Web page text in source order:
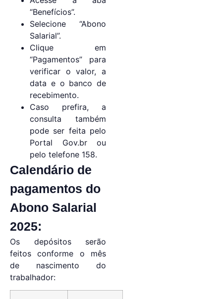
“Benefícios”.
Selecione “Abono
Salarial”.
Clique em
“Pagamentos” para
verificar o valor, a
data e o banco de
recebimento.
Caso prefira, a
consulta também
pode ser feita pelo
Portal Gov.br ou
pelo telefone 158.
Calendário de
pagamentos do
Abono Salarial
2025:
Os depósitos serão
feitos conforme o mês
de nascimento do
trabalhador: